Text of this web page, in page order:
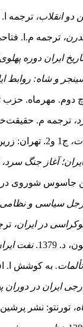
دو انقلاب، ترجمه
ترجمه م.ا.
ایران دوره
و شاه: روابط
ترجمه م.
ج1 و2. تهران: زرین.
آغاز جنگ سرد،
سیاسی و نظامی
در ایران،
1379. نفت
به کوشش ا.
در دوران پهلوی
تورنتو: نشر